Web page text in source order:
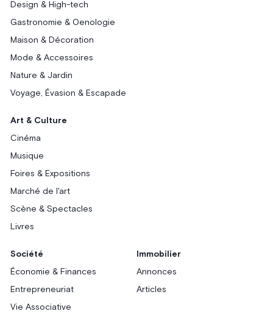
Design & High-tech
Gastronomie & Oenologie
Maison & Décoration
Mode & Accessoires
Nature & Jardin
Voyage, Évasion & Escapade
Art & Culture
Cinéma
Musique
Foires & Expositions
Marché de l'art
Scène & Spectacles
Livres
Société
Économie & Finances
Entrepreneuriat
Vie Associative
Immobilier
Annonces
Articles